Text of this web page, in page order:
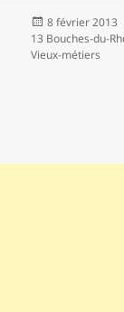
Publié
le
8 février 2013
13 Bouches-du-
Vieux-métiers